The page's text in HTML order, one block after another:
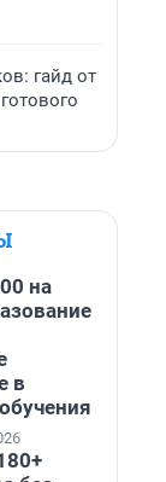
гайд от
на
в